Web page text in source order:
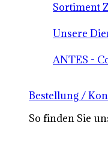
Sortiment
Unsere
ANTES -
Bestellung /
So finden Sie